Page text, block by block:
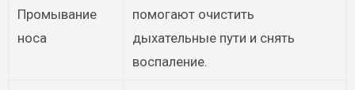
Промывание
носа
помогают очистить
дыхательные пути и снять
воспаление.